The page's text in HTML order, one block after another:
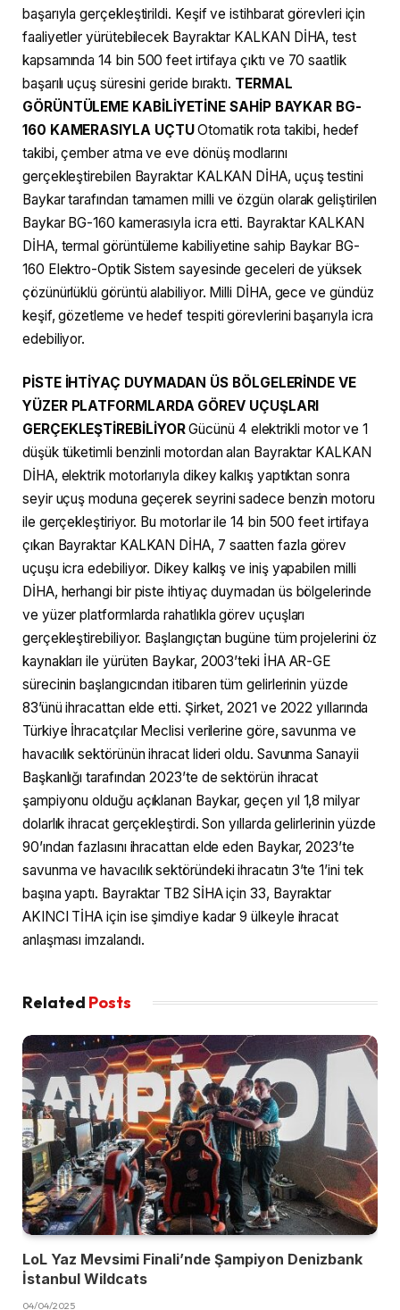
başarıyla gerçekleştirildi. Keşif ve istihbarat görevleri için
faaliyetler yürütebilecek Bayraktar KALKAN DİHA, test
kapsamında 14 bin 500 feet irtifaya çıktı ve 70 saatlik
başarılı uçuş süresini geride bıraktı. TERMAL
GÖRÜNTÜLEME KABİLİYETİNE SAHİP BAYKAR BG-
160 KAMERASIYLA UÇTUOtomatik rota takibi, hedef
takibi, çember atma ve eve dönüş modlarını
gerçekleştirebilen Bayraktar KALKAN DİHA, uçuş testini
Baykar tarafından tamamen milli ve özgün olarak geliştirilen
Baykar BG-160 kamerasıyla icra etti. Bayraktar KALKAN
DİHA, termal görüntüleme kabiliyetine sahip Baykar BG-
160 Elektro-Optik Sistem sayesinde geceleri de yüksek
çözünürlüklü görüntü alabiliyor. Milli DİHA, gece ve gündüz
keşif, gözetleme ve hedef tespiti görevlerini başarıyla icra
edebiliyor.
PİSTE İHTİYAÇ DUYMADAN ÜS BÖLGELERİNDE VE
YÜZER PLATFORMLARDA GÖREV UÇUŞLARI
GERÇEKLEŞTİREBİLİYORGücünü 4 elektrikli motor ve 1
düşük tüketimli benzinli motordan alan Bayraktar KALKAN
DİHA, elektrik motorlarıyla dikey kalkış yaptıktan sonra
seyir uçuş moduna geçerek seyrini sadece benzin motoru
ile gerçekleştiriyor. Bu motorlar ile 14 bin 500 feet irtifaya
çıkan Bayraktar KALKAN DİHA, 7 saatten fazla görev
uçuşu icra edebiliyor. Dikey kalkış ve iniş yapabilen milli
DİHA, herhangi bir piste ihtiyaç duymadan üs bölgelerinde
ve yüzer platformlarda rahatlıkla görev uçuşları
gerçekleştirebiliyor. Başlangıçtan bugüne tüm projelerini öz
kaynakları ile yürüten Baykar, 2003’teki İHA AR-GE
sürecinin başlangıcından itibaren tüm gelirlerinin yüzde
83’ünü ihracattan elde etti. Şirket, 2021 ve 2022 yıllarında
Türkiye İhracatçılar Meclisi verilerine göre, savunma ve
havacılık sektörünün ihracat lideri oldu. Savunma Sanayii
Başkanlığı tarafından 2023’te de sektörün ihracat
şampiyonu olduğu açıklanan Baykar, geçen yıl 1,8 milyar
dolarlık ihracat gerçekleştirdi. Son yıllarda gelirlerinin yüzde
90’ından fazlasını ihracattan elde eden Baykar, 2023’te
savunma ve havacılık sektöründeki ihracatın 3’te 1’ini tek
başına yaptı. Bayraktar TB2 SİHA için 33, Bayraktar
AKINCI TİHA için ise şimdiye kadar 9 ülkeyle ihracat
anlaşması imzalandı.
Related Posts
LoL Yaz Mevsimi Finali’nde Şampiyon Denizbank
İstanbul Wildcats
04/04/2025